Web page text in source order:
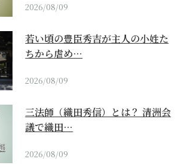
2026/08/09
若い頃の豊臣秀吉が主人の小姓た
ちから虐め…
2026/08/09
三法師（織田秀信）とは？ 清洲会
議で織田…
2026/08/09